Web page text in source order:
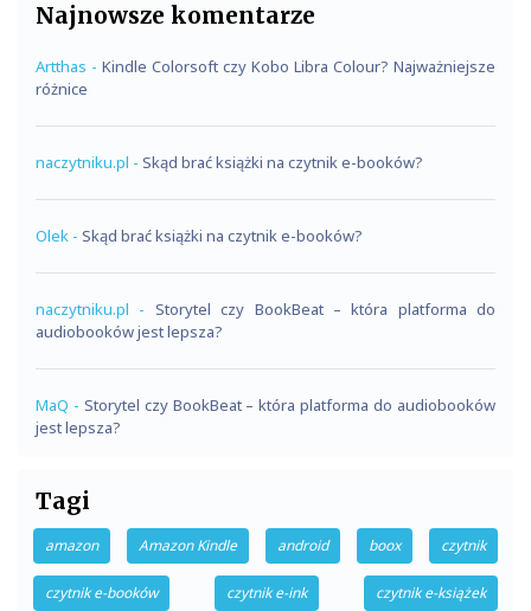
Najnowsze komentarze
Artthas - Kindle Colorsoft czy Kobo Libra Colour? Najważniejsze
różnice
naczytniku.pl - Skąd brać książki na czytnik e-booków?
Olek - Skąd brać książki na czytnik e-booków?
naczytniku.pl - Storytel czy BookBeat – która platforma do
audiobooków jest lepsza?
MaQ - Storytel czy BookBeat – która platforma do audiobooków
jest lepsza?
Tagi
amazon Amazon Kindle android boox czytnik
czytnik e-booków czytnik e-ink czytnik e-książek